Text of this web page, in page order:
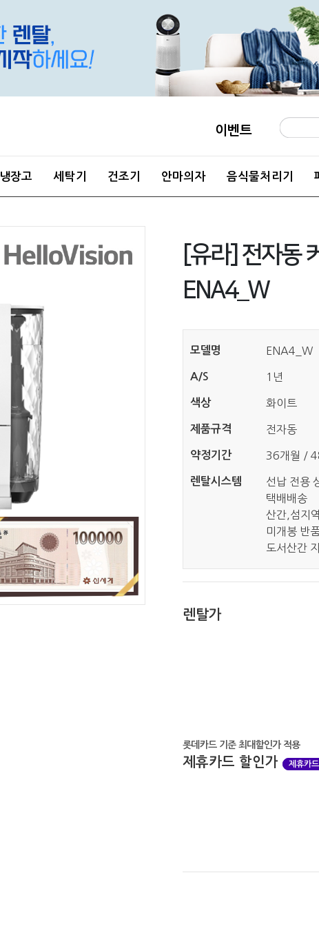
이벤트
냉장고 세탁기 건조기 안마의자 음식물처리기
[유라] 전자동
ENA4_W
모델명 ENA4_W
A/S 1년
색상 화이트
제품규격 전자동
약정기간 36개월 /
렌탈시스템
선납 전용
택배배송
산간,섬지
미개봉 반
도서산간
렌탈가
롯데카드 기준 최대할인가 적용
제휴카드 할인가 제휴카드